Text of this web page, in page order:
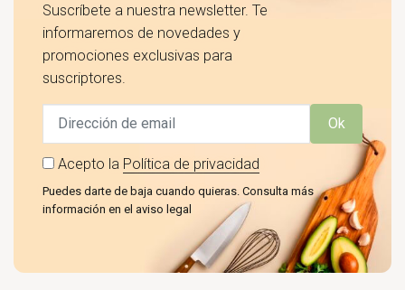
Suscríbete a nuestra newsletter. Te
informaremos de novedades y
promociones exclusivas para
suscriptores.
Ok
Acepto la Política de privacidad
Puedes darte de baja cuando quieras. Consulta más
información en el aviso legal